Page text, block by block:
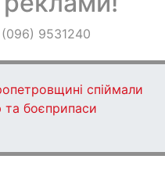
9531240
спіймали
та боєприпаси